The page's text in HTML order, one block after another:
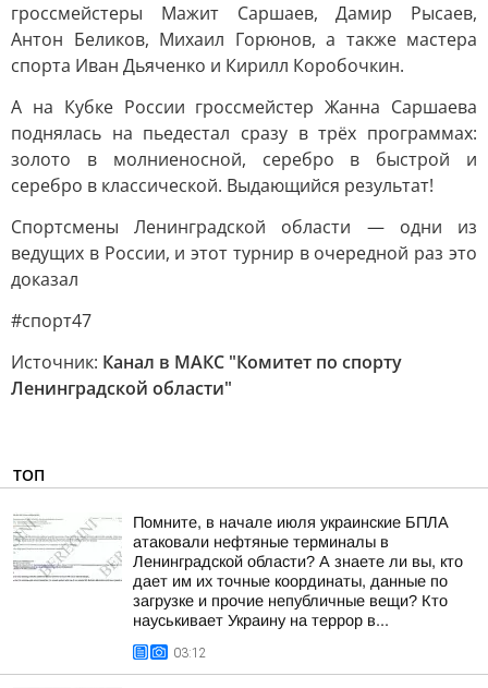
гроссмейстеры Мажит Саршаев, Дамир Рысаев,
Антон Беликов, Михаил Горюнов, а также мастера
спорта Иван Дьяченко и Кирилл Коробочкин.
А на Кубке России гроссмейстер Жанна Саршаева
поднялась на пьедестал сразу в трёх программах:
золото в молниеносной, серебро в быстрой и
серебро в классической. Выдающийся результат!
Спортсмены Ленинградской области — одни из
ведущих в России, и этот турнир в очередной раз это
доказал
#спорт47
Источник: Канал в МАКС "Комитет по спорту
Ленинградской области"
ТОП
Помните, в начале июля украинские БПЛА
атаковали нефтяные терминалы в
Ленинградской области? А знаете ли вы, кто
дает им их точные координаты, данные по
загрузке и прочие непубличные вещи? Кто
науськивает Украину на террор в...
03:12